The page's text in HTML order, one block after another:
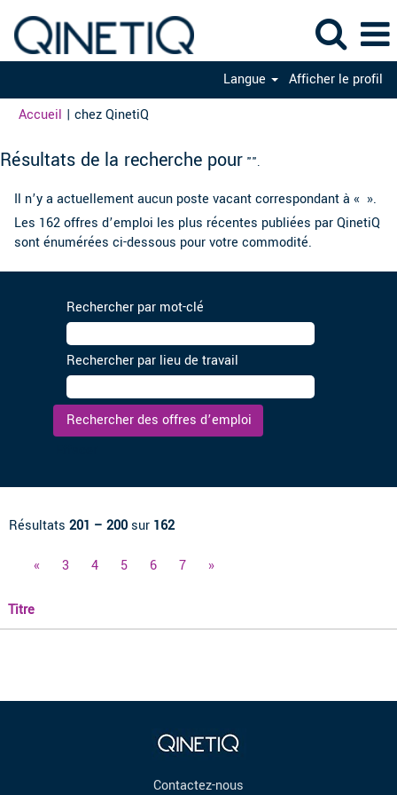
Langue
Afficher le profil
Accueil | chez QinetiQ
Résultats de la recherche pour "".
Il n’y a actuellement aucun poste vacant correspondant à « ».
Les 162 offres d’emploi les plus récentes publiées par QinetiQ
sont énumérées ci-dessous pour votre commodité.
Rechercher par mot-clé
Rechercher par lieu de travail
Résultats 201 – 200sur 162
« 3 4 5 6 7 »
Titre
Contactez-nous